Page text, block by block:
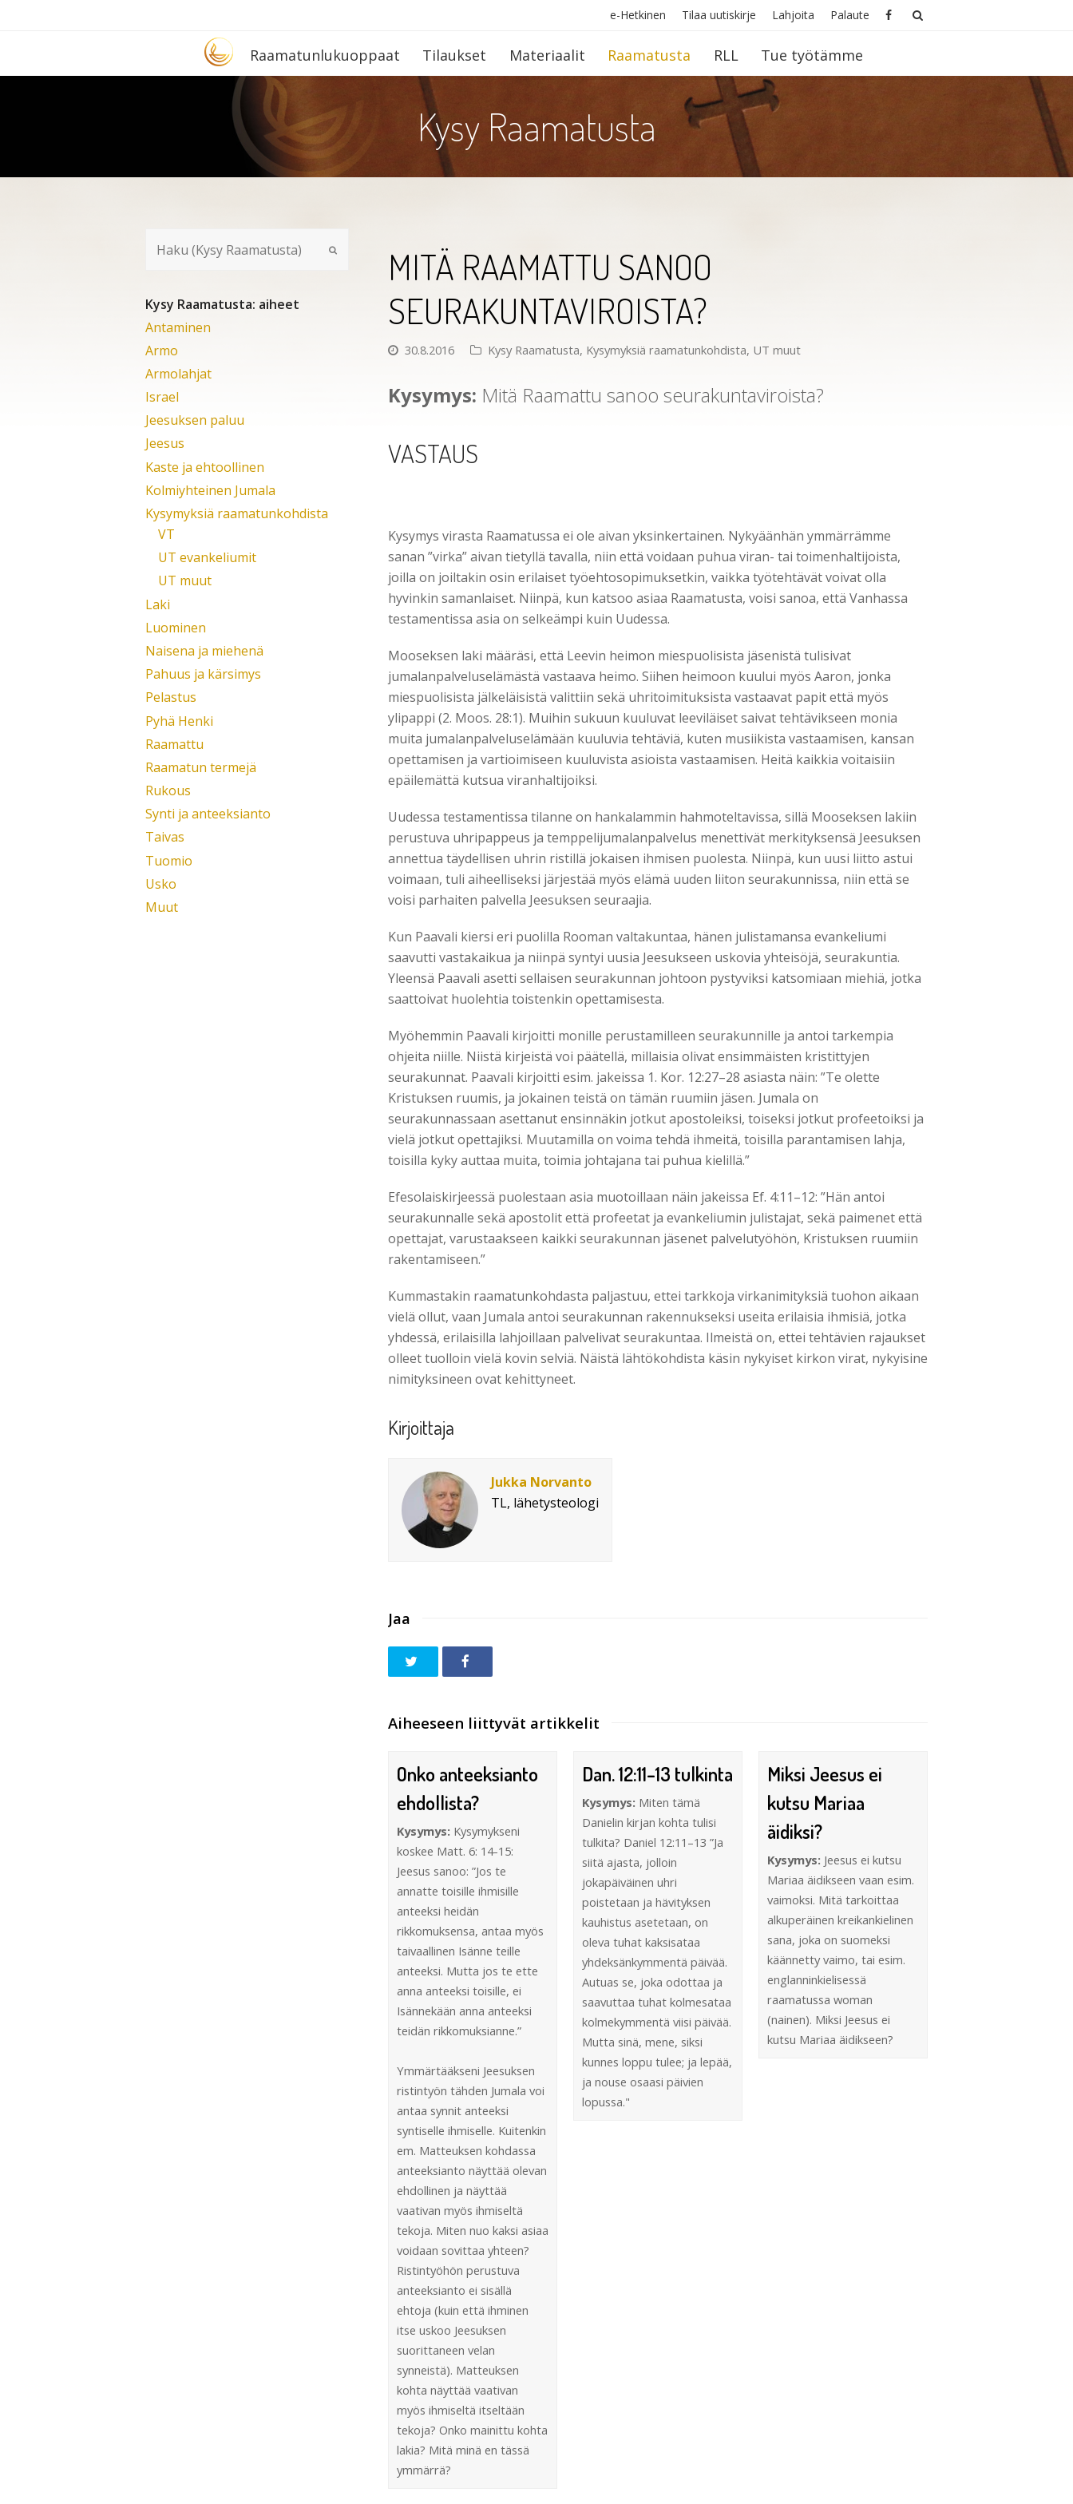
e-Hetkinen Tilaa uutiskirje Lahjoita Palaute
EtusivuRaa­ma­tun­lu­ku­op­paat Tilaukset Materiaalit Raamatusta RLL Tue työtämme
Kysy Raamatusta
MITÄ RAAMATTU SANOO
SEURAKUNTAVIROISTA?
30.8.2016 Kysy Raamatusta, Kysymyksiä raamatunkohdista, UT muut
Kysymys: Mitä Raamattu sanoo seurakuntaviroista?
VASTAUS
Kysymys virasta Raamatussa ei ole aivan yksinkertainen. Nykyäänhän ymmärrämme
sanan ”virka” aivan tietyllä tavalla, niin että voidaan puhua viran- tai toimenhaltijoista,
joilla on joiltakin osin erilaiset työehtosopimuksetkin, vaikka työtehtävät voivat olla
hyvinkin samanlaiset. Niinpä, kun katsoo asiaa Raamatusta, voisi sanoa, että Vanhassa
testamentissa asia on selkeämpi kuin Uudessa.
Mooseksen laki määräsi, että Leevin heimon miespuolisista jäsenistä tulisivat
jumalanpalveluselämästä vastaava heimo. Siihen heimoon kuului myös Aaron, jonka
miespuolisista jälkeläisistä valittiin sekä uhritoimituksista vastaavat papit että myös
ylipappi (2. Moos. 28:1). Muihin sukuun kuuluvat leeviläiset saivat tehtävikseen monia
muita jumalanpalveluselämään kuuluvia tehtäviä, kuten musiikista vastaamisen, kansan
opettamisen ja vartioimiseen kuuluvista asioista vastaamisen. Heitä kaikkia voitaisiin
epäilemättä kutsua viranhaltijoiksi.
Uudessa testamentissa tilanne on hankalammin hahmoteltavissa, sillä Mooseksen lakiin
perustuva uhripappeus ja temppelijumalanpalvelus menettivät merkityksensä Jeesuksen
annettua täydellisen uhrin ristillä jokaisen ihmisen puolesta. Niinpä, kun uusi liitto astui
voimaan, tuli aiheelliseksi järjestää myös elämä uuden liiton seurakunnissa, niin että se
voisi parhaiten palvella Jeesuksen seuraajia.
Kun Paavali kiersi eri puolilla Rooman valtakuntaa, hänen julistamansa evankeliumi
saavutti vastakaikua ja niinpä syntyi uusia Jeesukseen uskovia yhteisöjä, seurakuntia.
Yleensä Paavali asetti sellaisen seurakunnan johtoon pystyviksi katsomiaan miehiä, jotka
saattoivat huolehtia toistenkin opettamisesta.
Myöhemmin Paavali kirjoitti monille perustamilleen seurakunnille ja antoi tarkempia
ohjeita niille. Niistä kirjeistä voi päätellä, millaisia olivat ensimmäisten kristittyjen
seurakunnat. Paavali kirjoitti esim. jakeissa 1. Kor. 12:27–28 asiasta näin: ”Te olette
Kristuksen ruumis, ja jokainen teistä on tämän ruumiin jäsen. Jumala on
seurakunnassaan asettanut ensinnäkin jotkut apostoleiksi, toiseksi jotkut profeetoiksi ja
vielä jotkut opettajiksi. Muutamilla on voima tehdä ihmeitä, toisilla parantamisen lahja,
toisilla kyky auttaa muita, toimia johtajana tai puhua kielillä.”
Efesolaiskirjeessä puolestaan asia muotoillaan näin jakeissa Ef. 4:11–12: ”Hän antoi
seurakunnalle sekä apostolit että profeetat ja evankeliumin julistajat, sekä paimenet että
opettajat, varustaakseen kaikki seurakunnan jäsenet palvelutyöhön, Kristuksen ruumiin
rakentamiseen.”
Kummastakin raamatunkohdasta paljastuu, ettei tarkkoja virkanimityksiä tuohon aikaan
vielä ollut, vaan Jumala antoi seurakunnan rakennukseksi useita erilaisia ihmisiä, jotka
yhdessä, erilaisilla lahjoillaan palvelivat seurakuntaa. Ilmeistä on, ettei tehtävien rajaukset
olleet tuolloin vielä kovin selviä. Näistä lähtökohdista käsin nykyiset kirkon virat, nykyisine
nimityksineen ovat kehittyneet.
Kirjoittaja
Jukka Norvanto
TL, lähetysteologi
Jaa
Aiheeseen liittyvät artikkelit
Onko anteeksianto
ehdollista?
Kysymys: Kysymykseni
koskee Matt. 6: 14-15:
Jeesus sanoo: ”Jos te
annatte toisille ihmisille
anteeksi heidän
rikkomuksensa, antaa myös
taivaallinen Isänne teille
anteeksi. Mutta jos te ette
anna anteeksi toisille, ei
Isännekään anna anteeksi
teidän rikkomuksianne.”
Ymmärtääkseni Jeesuksen
ristintyön tähden Jumala voi
antaa synnit anteeksi
syntiselle ihmiselle. Kuitenkin
em. Matteuksen kohdassa
anteeksianto näyttää olevan
ehdollinen ja näyttää
vaativan myös ihmiseltä
tekoja. Miten nuo kaksi asiaa
voidaan sovittaa yhteen?
Ristintyöhön perustuva
anteeksianto ei sisällä
ehtoja (kuin että ihminen
itse uskoo Jeesuksen
suorittaneen velan
synneistä). Matteuksen
kohta näyttää vaativan
myös ihmiseltä itseltään
tekoja? Onko mainittu kohta
lakia? Mitä minä en tässä
ymmärrä?
Dan. 12:11–13 tulkinta
Kysymys: Miten tämä
Danielin kirjan kohta tulisi
tulkita? Daniel 12:11–13 ”Ja
siitä ajasta, jolloin
jokapäiväinen uhri
poistetaan ja hävityksen
kauhistus asetetaan, on
oleva tuhat kaksisataa
yhdeksänkymmentä päivää.
Autuas se, joka odottaa ja
saavuttaa tuhat kolmesataa
kolmekymmentä viisi päivää.
Mutta sinä, mene, siksi
kunnes loppu tulee; ja lepää,
ja nouse osaasi päivien
lopussa."
Miksi Jeesus ei
kutsu Mariaa
äidiksi?
Kysymys: Jeesus ei kutsu
Mariaa äidikseen vaan esim.
vaimoksi. Mitä tarkoittaa
alkuperäinen kreikankielinen
sana, joka on suomeksi
käännetty vaimo, tai esim.
englanninkielisessä
raamatussa woman
(nainen). Miksi Jeesus ei
kutsu Mariaa äidikseen?
Kysy Raamatusta: aiheet
Antaminen
Armo
Armolahjat
Israel
Jeesuksen paluu
Jeesus
Kaste ja ehtoollinen
Kolmiyhteinen Jumala
Kysymyksiä raamatunkohdista
VT
UT evankeliumit
UT muut
Laki
Luominen
Naisena ja miehenä
Pahuus ja kärsimys
Pelastus
Pyhä Henki
Raamattu
Raamatun termejä
Rukous
Synti ja anteeksianto
Taivas
Tuomio
Usko
Muut